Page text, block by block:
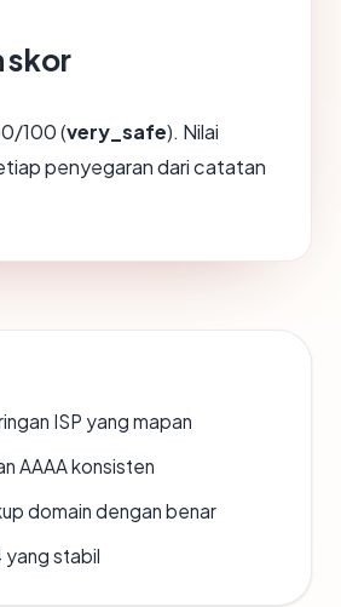
skor
100 (very_safe). Nilai
penyegaran dari catatan
ISP yang mapan
AAAA konsisten
domain dengan benar
yang stabil